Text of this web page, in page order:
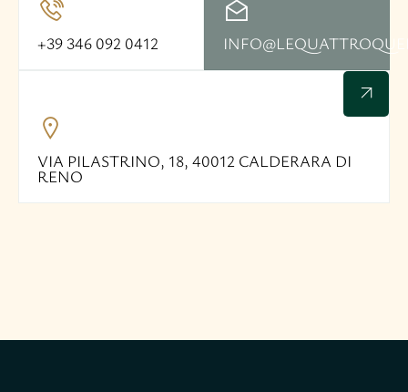
+39 346 092 0412
VIA PILASTRINO, 18, 40012 CALDERARA DI
RENO